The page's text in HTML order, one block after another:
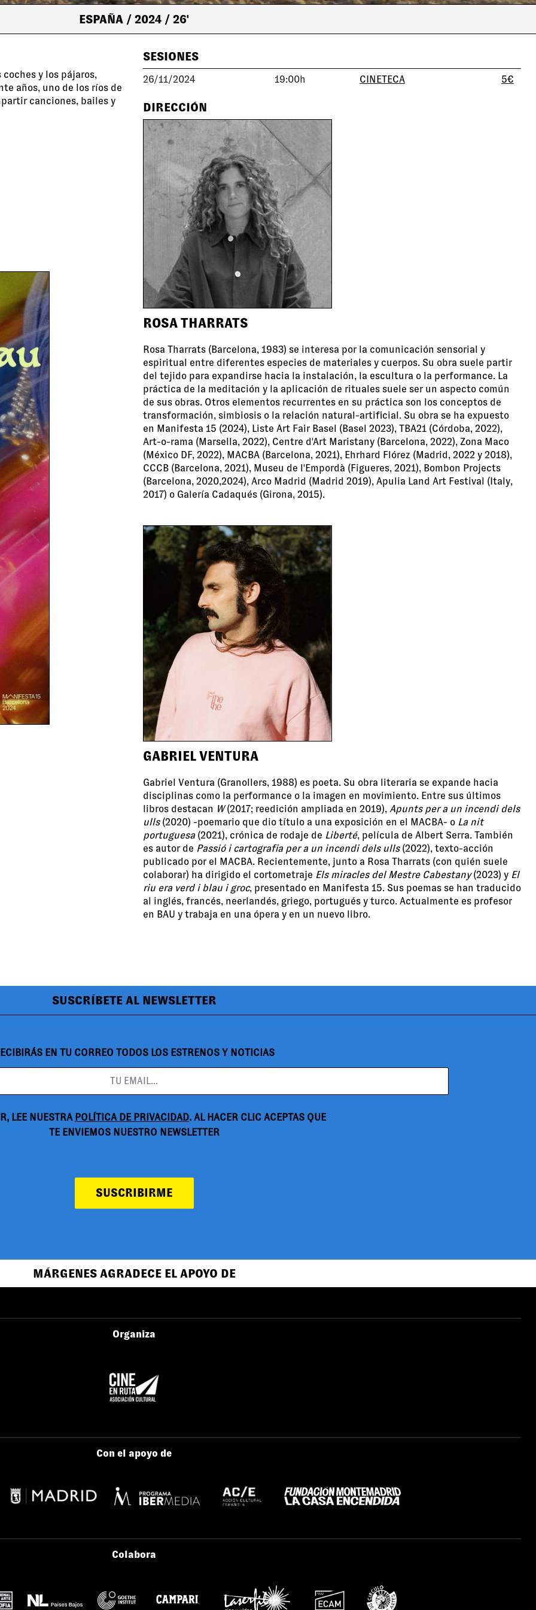
ESPAÑA / 2024 / 26'
y los pájaros,
años, uno de los ríos de
canciones, bailes y
SESIONES
26/11/2024 19:00h CINETECA 5€
DIRECCIÓN
ROSA THARRATS
Rosa Tharrats (Barcelona, 1983) se interesa por la comunicación sensorial y
espiritual entre diferentes especies de materiales y cuerpos. Su obra suele partir
del tejido para expandirse hacia la instalación, la escultura o la performance. La
práctica de la meditación y la aplicación de rituales suele ser un aspecto común
de sus obras. Otros elementos recurrentes en su práctica son los conceptos de
transformación, simbiosis o la relación natural-artificial. Su obra se ha expuesto
en Manifesta 15 (2024), Liste Art Fair Basel (Basel 2023), TBA21 (Córdoba, 2022),
Art-o-rama (Marsella, 2022), Centre d'Art Maristany (Barcelona, 2022), Zona Maco
(México DF, 2022), MACBA (Barcelona, 2021), Ehrhard Flórez (Madrid, 2022 y 2018),
CCCB (Barcelona, 2021), Museu de l'Empordà (Figueres, 2021), Bombon Projects
(Barcelona, 2020,2024), Arco Madrid (Madrid 2019), Apulia Land Art Festival (Italy,
2017) o Galería Cadaqués (Girona, 2015).
GABRIEL VENTURA
Gabriel Ventura (Granollers, 1988) es poeta. Su obra literaria se expande hacia
disciplinas como la performance o la imagen en movimiento. Entre sus últimos
libros destacan W(2017; reedición ampliada en 2019), Apunts per a un incendi dels
ulls (2020) -poemario que dio título a una exposición en el MACBA- o La nit
portuguesa (2021), crónica de rodaje de Liberté, película de Albert Serra. También
es autor de Passió i cartografia per a un incendi dels ulls(2022), texto-acción
publicado por el MACBA. Recientemente, junto a Rosa Tharrats (con quién suele
colaborar) ha dirigido el cortometraje Els miracles del Mestre Cabestany(2023) y El
riu era verd i blau i groc, presentado en Manifesta 15. Sus poemas se han traducido
al inglés, francés, neerlandés, griego, portugués y turco. Actualmente es profesor
en BAU y trabaja en una ópera y en un nuevo libro.
SUSCRÍBETE AL NEWSLETTER
EN TU CORREO TODOS LOS ESTRENOS Y NOTICIAS
LEE NUESTRA POLÍTICA DE PRIVACIDAD. AL HACER CLIC ACEPTAS QUE
TE ENVIEMOS NUESTRO NEWSLETTER
SUSCRIBIRME
MÁRGENES AGRADECE EL APOYO DE
Organiza
Con el apoyo de
Colabora